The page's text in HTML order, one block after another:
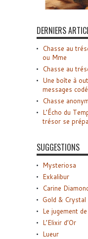
DERNIERS
Chasse au
ou Mme
Chasse au
Une boîte à
messages
Chasse
L’Écho du
trésor se
SUGGESTIONS
Mysteriosa
Exkalibur
Carine
Gold & Crystal
Le jugement
L’Elixir d’Or
Lueur